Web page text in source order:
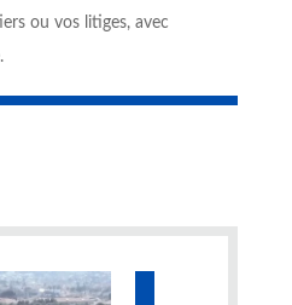
ou vos litiges, avec